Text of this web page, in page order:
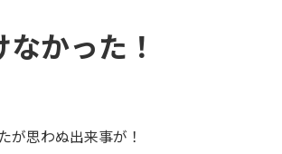
かった！
が思わぬ出来事が！